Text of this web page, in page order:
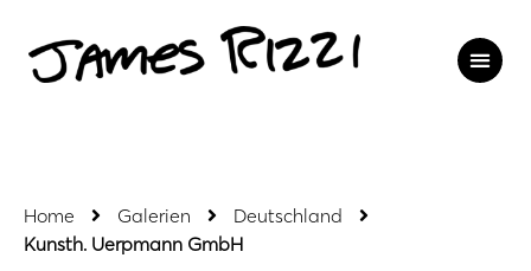
Home Galerien
Deutschland
Kunsth. Uerpmann GmbH